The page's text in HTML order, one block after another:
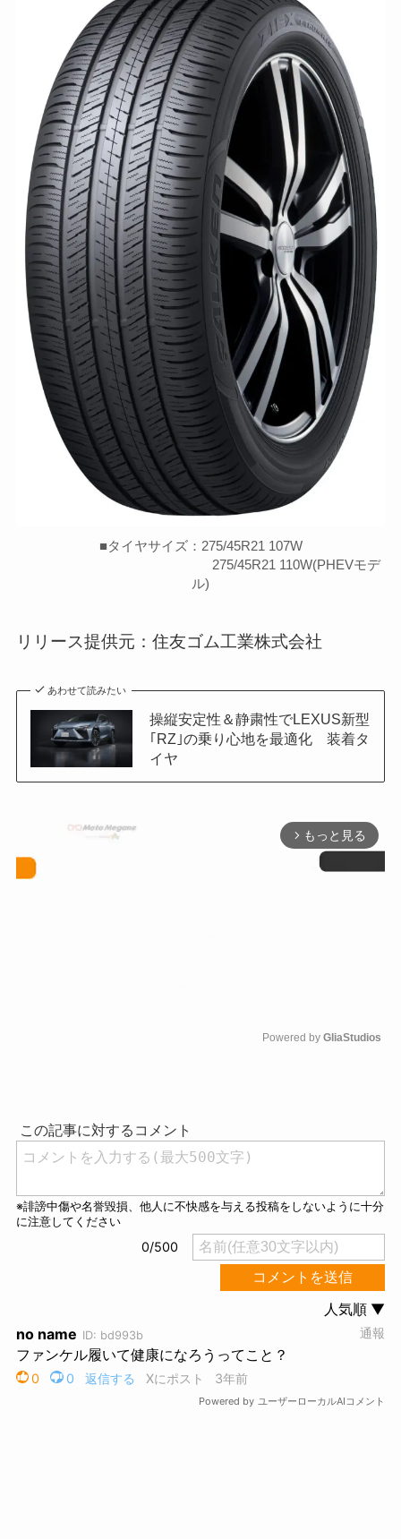
■タイヤサイズ：275/45R21 107W
275/45R21 110W(PHEVモデ
ル)
リリース提供元：住友ゴム工業株式会社
あわせて読みたい
操縦安定性＆静粛性でLEXUS新型
｢RZ｣の乗り心地を最適化 装着タ
イヤ
arrow_forward_ios もっと見る
Powered by GliaStudios